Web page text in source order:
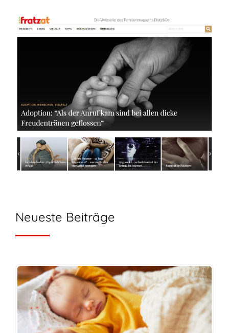
Neueste Beiträge